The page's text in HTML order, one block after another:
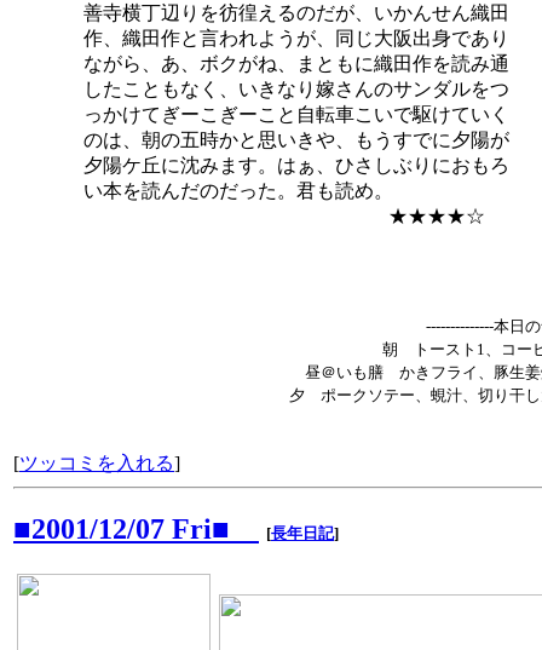
善寺横丁辺りを彷徨えるのだが、いかんせん織田
作、織田作と言われようが、同じ大阪出身であり
ながら、あ、ボクがね、まともに織田作を読み通
したこともなく、いきなり嫁さんのサンダルをつ
っかけてぎーこぎーこと自転車こいで駆けていく
のは、朝の五時かと思いきや、もうすでに夕陽が
夕陽ケ丘に沈みます。はぁ、ひさしぶりにおもろ
い本を読んだのだった。君も読め。
★★★★☆
--------------本日
朝 トースト1、コー
昼＠いも膳 かきフライ、豚生
夕 ポークソテー、蜆汁、切り干
[ツッコミを入れる]
■2001/12/07 Fri■ [長年日記]